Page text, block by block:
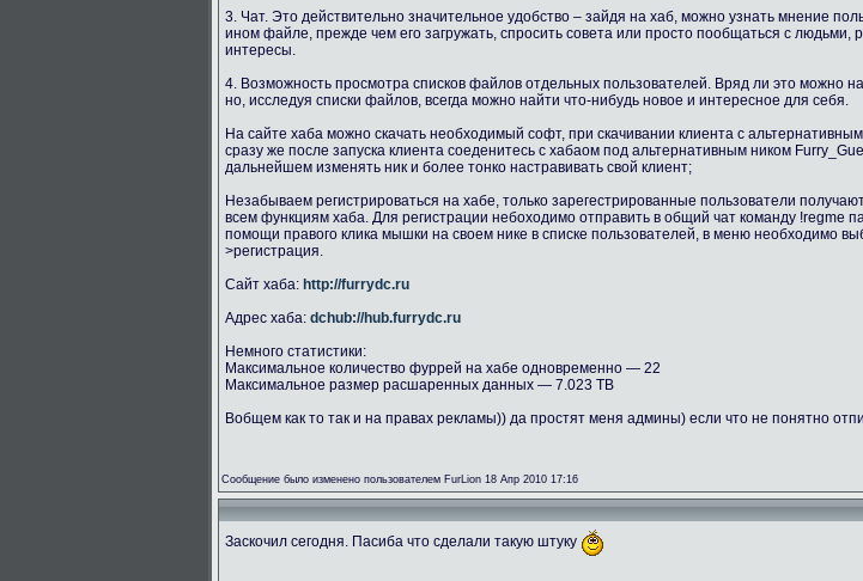
3. Чат. Это действительно значительное удобство – зайдя на хаб, можно узнать мнение
ином файле, прежде чем его загружать, спросить совета или просто пообщаться с
интересы.
4. Возможность просмотра списков файлов отдельных пользователей. Вряд ли это можно
но, исследуя списки файлов, всегда можно найти что-нибудь новое и интересное для себя.
На сайте хаба можно скачать необходимый софт, при скачивании клиента с
сразу же после запуска клиента соеденитесь с хабаом под альтернативным ником
дальнейшем изменять ник и более тонко настравивать свой клиент;
Незабываем регистрироваться на хабе, только зарегестрированные пользователи
всем функциям хаба. Для регистрации небоходимо отправить в общий чат команду !regme
помощи правого клика мышки на своем нике в списке пользователей, в меню необходимо
>регистрация.
Сайт хаба: http://furrydc.ru
Адрес хаба: dchub://hub.furrydc.ru
Немного статистики:
Максимальное количество фуррей на хабе одновременно — 22
Максимальное размер расшаренных данных — 7.023 TB
Вобщем как то так и на правах рекламы)) да простят меня админы) если что не понятно
Сообщение было изменено пользователем FurLion 18 Апр 2010 17:16
Заскочил сегодня. Пасиба что сделали такую штуку